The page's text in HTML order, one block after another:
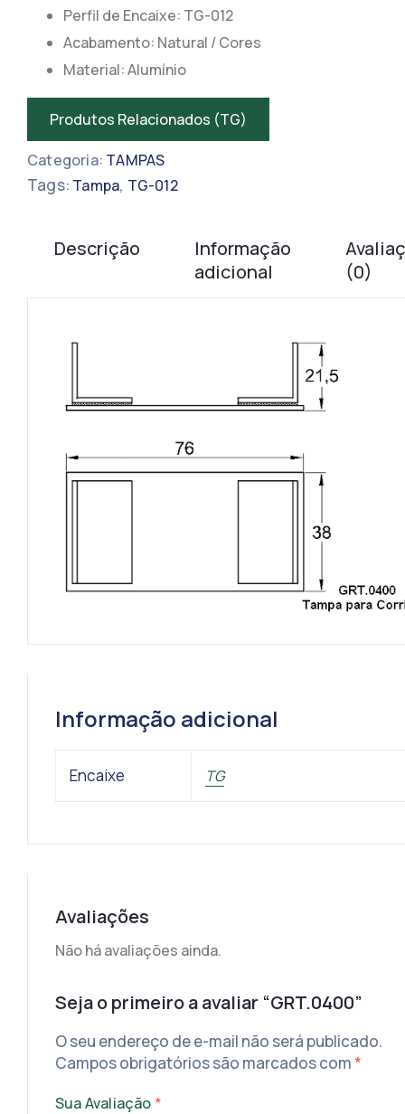
​​Perfil de Encaixe: TG-012
Acabamento: Natural / Cores
Material: Alumínio
Produtos Relacionados (TG)
Categoria: TAMPAS
Tags: Tampa, TG-012
Descrição
Informação
adicional
(0)
Informação adicional
Encaixe TG
Avaliações
Não há avaliações ainda.
Seja o primeiro a avaliar “GRT.0400”
O seu endereço de e-mail não será publicado.
Campos obrigatórios são marcados com*
Sua Avaliação *